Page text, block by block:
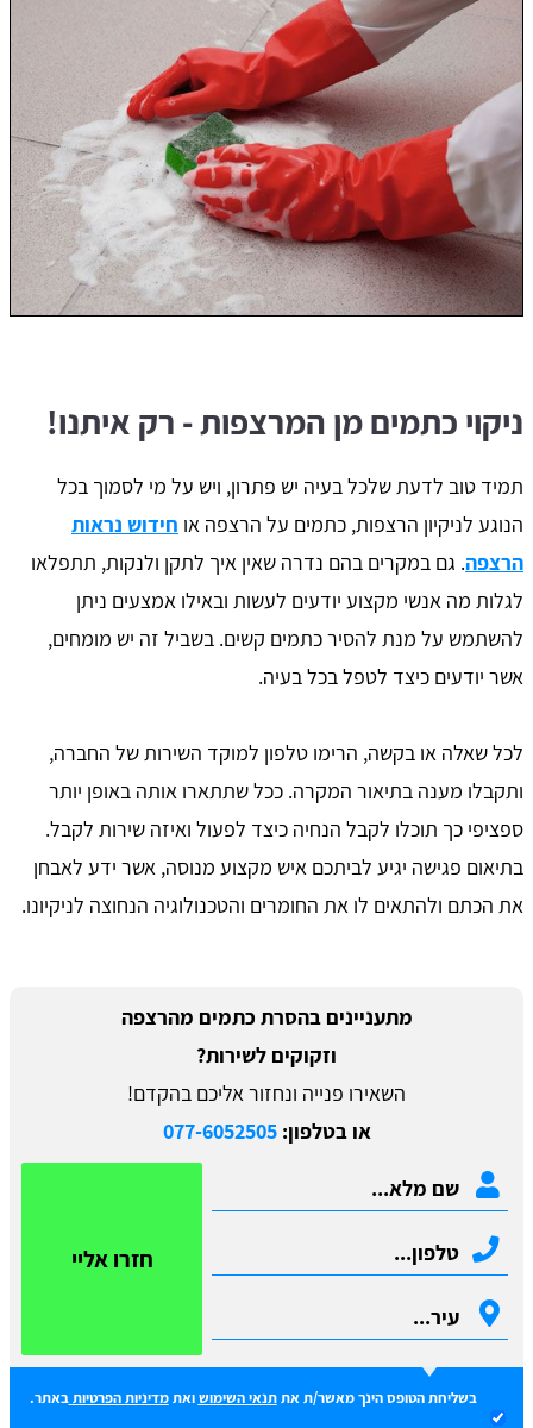
ניקוי כתמים מן המרצפות - רק איתנו!
תמיד טוב לדעת שלכל בעיה יש פתרון, ויש על מי לסמוך בכל
הנוגע לניקיון הרצפות, כתמים על הרצפה או חידוש נראות
הרצפה. גם במקרים בהם נדרה שאין איך לתקן ולנקות, תתפלאו
לגלות מה אנשי מקצוע יודעים לעשות ובאילו אמצעים ניתן
להשתמש על מנת להסיר כתמים קשים. בשביל זה יש מומחים,
אשר יודעים כיצד לטפל בכל בעיה.
לכל שאלה או בקשה, הרימו טלפון למוקד השירות של החברה,
ותקבלו מענה בתיאור המקרה. ככל שתתארו אותה באופן יותר
ספציפי כך תוכלו לקבל הנחיה כיצד לפעול ואיזה שירות לקבל.
בתיאום פגישה יגיע לביתכם איש מקצוע מנוסה, אשר ידע לאבחן
את הכתם ולהתאים לו את החומרים והטכנולוגיה הנחוצה לניקיונו.
מתעניינים בהסרת כתמים מהרצפה
וזקוקים לשירות?
השאירו פנייה ונחזור אליכם בהקדם!
או בטלפון:077-6052505
חזרו אליי
בשליחת הטופס הינך מאשר/ת אתתנאי השימושואתמדיניות הפרטיות באתר.